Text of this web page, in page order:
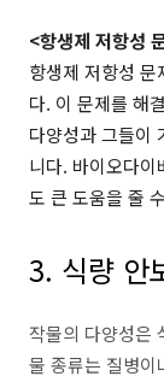
<항생제 저항성
항생제 저항성
다. 이 문제를 해
다양성과 그들이
니다. 바이오다
도 큰 도움을 줄
3. 식량 안
작물의 다양성은
물 종류는 질병이